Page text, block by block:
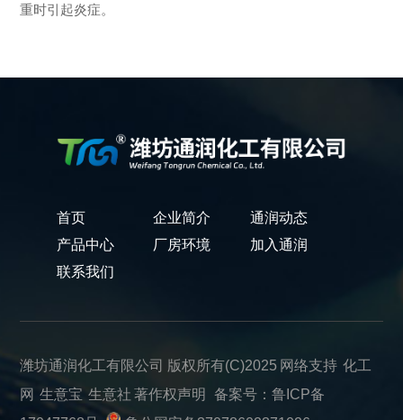
重时引起炎症。
首页 企业简介
通润动态
产品中心
厂房环境
加入通润
联系我们
潍坊通润化工有限公司 版权所有(C)2025 网络支持 化工
网 生意宝 生意社 著作权声明
备案号：鲁ICP备